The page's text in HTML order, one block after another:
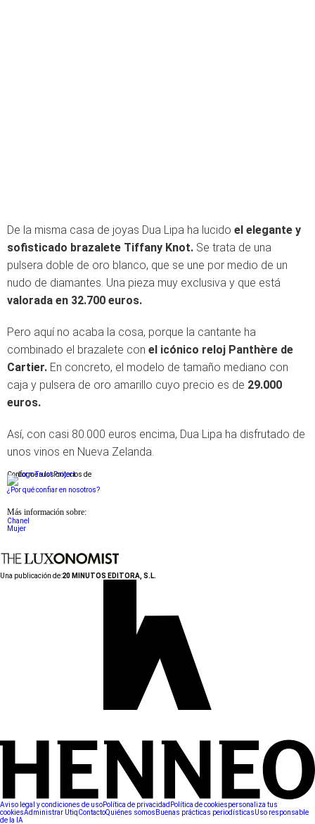
De la misma casa de joyas Dua Lipa ha lucido el elegante y
sofisticado brazalete Tiffany Knot. Se trata de una
pulsera doble de oro blanco, que se une por medio de un
nudo de diamantes. Una pieza muy exclusiva y que está
valorada en 32.700 euros.
Pero aquí no acaba la cosa, porque la cantante ha
combinado el brazalete con el icónico reloj Panthère de
Cartier. En concreto, el modelo de tamaño mediano con
caja y pulsera de oro amarillo cuyo precio es de 29.000
euros.
Así, con casi 80.000 euros encima, Dua Lipa ha disfrutado de
unos vinos en Nueva Zelanda.
Conforme a los criterios de
¿Por qué confiar en nosotros?
Más información sobre:
Chanel
Mujer
Una publicación de:20 MINUTOS EDITORA, S.L.
Aviso legal y condiciones de usoPolítica de privacidad Política de cookiespersonaliza tus
cookiesAdministrar UtiqContactoQuiénes somos Buenas prácticas periodísticasUso responsable
de la IA